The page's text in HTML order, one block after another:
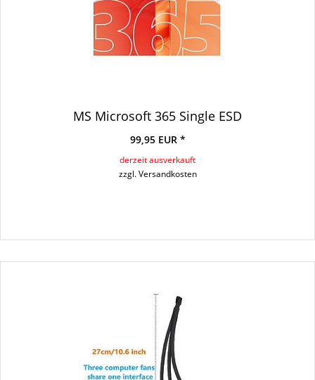
MS Microsoft 365 Single ESD
99,95 EUR *
derzeit ausverkauft
zzgl. Versandkosten